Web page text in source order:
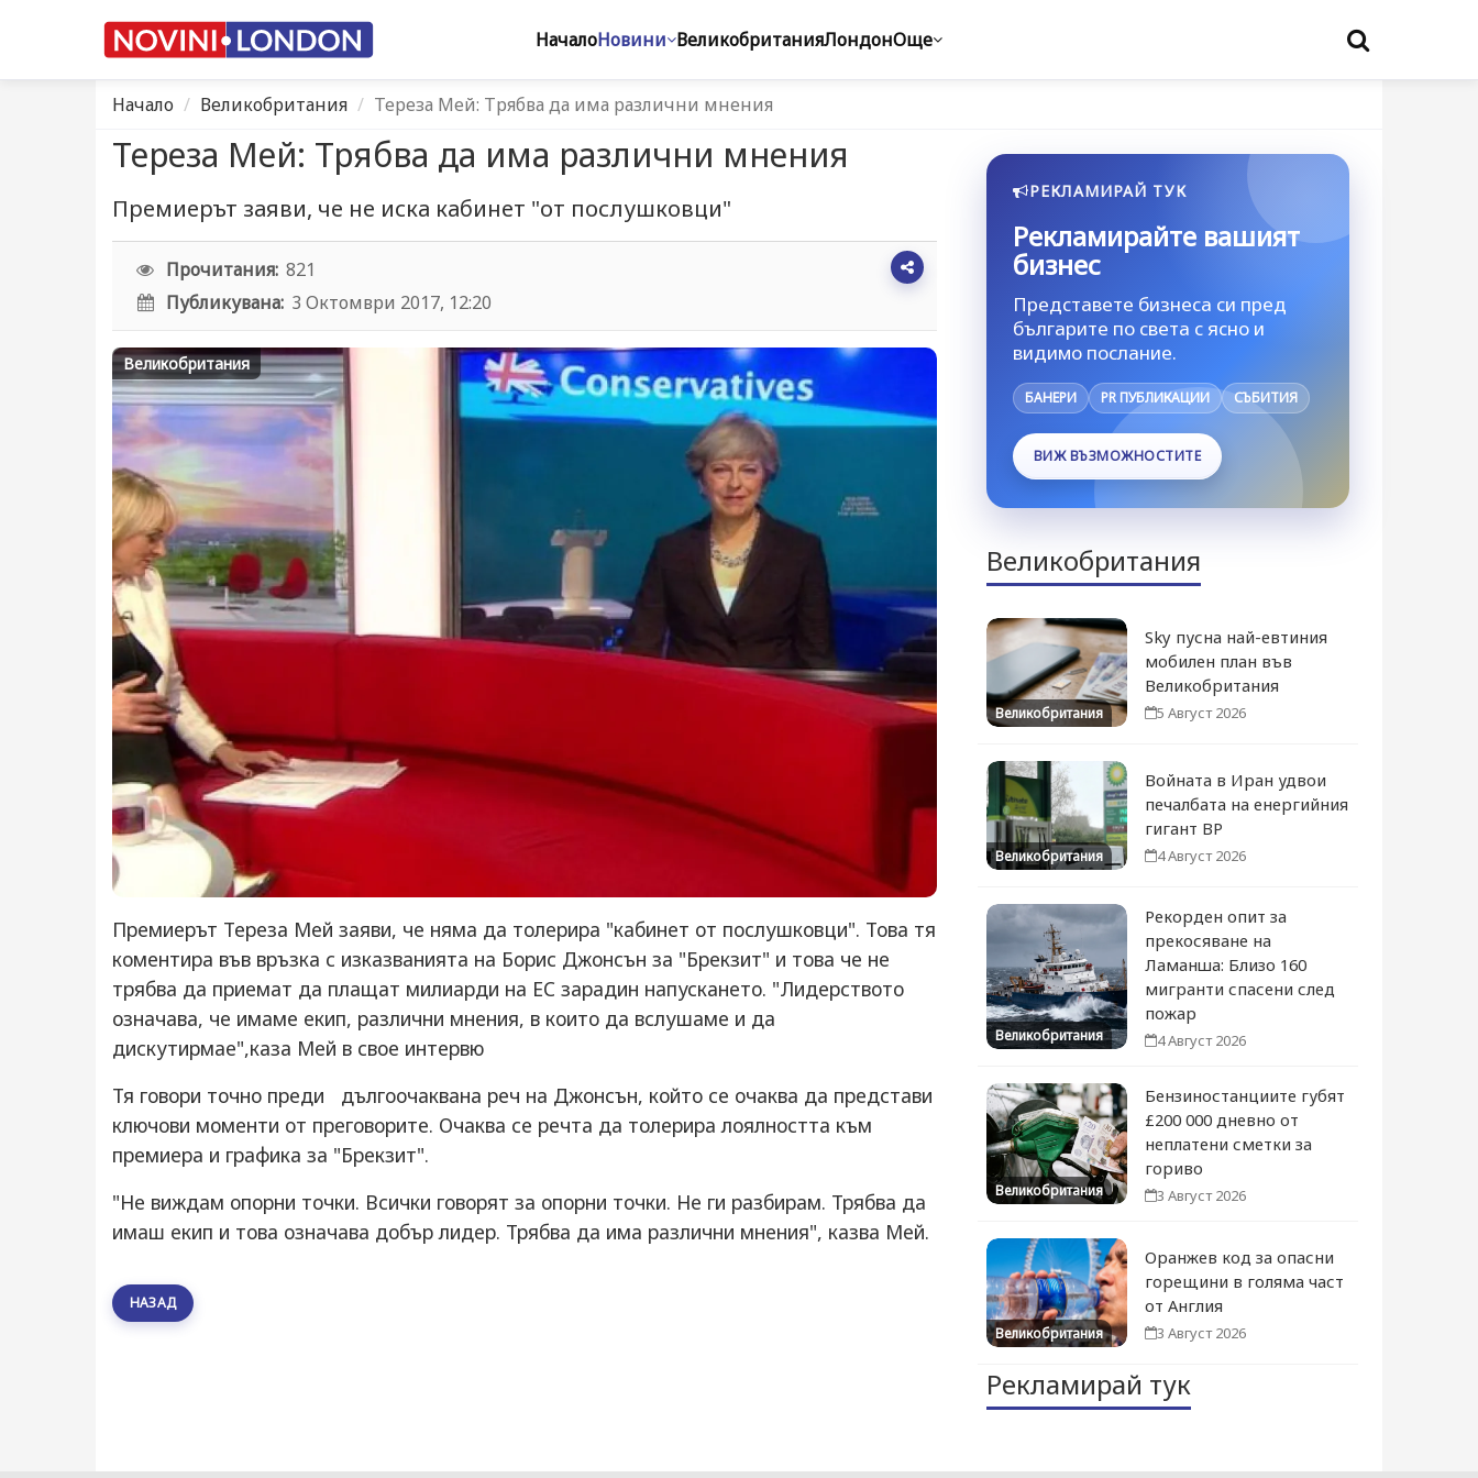
НачалоНовини ВеликобританияЛондонОще
Начало Великобритания Тереза Мей: Трябва да има различни мнения
Тереза Мей: Трябва да има различни мнения
Премиерът заяви, че не иска кабинет "от послушковци"
Прочитания: 821
Публикувана: 3 Октомври 2017, 12:20
Великобритания
Премиерът Тереза Мей заяви, че няма да толерира "кабинет от послушковци". Това тя
коментира във връзка с изказванията на Борис Джонсън за "Брекзит" и това че не
трябва да приемат да плащат милиарди на ЕС зарадин напускането. "Лидерството
означава, че имаме екип, различни мнения, в които да вслушаме и да
дискутирмае",каза Мей в свое интервю
Тя говори точно преди дългоочаквана реч на Джонсън, който се очаква да представи
ключови моменти от преговорите. Очаква се речта да толерира лоялността към
премиера и графика за "Брекзит".
"Не виждам опорни точки. Всички говорят за опорни точки. Не ги разбирам. Трябва да
имаш екип и това означава добър лидер. Трябва да има различни мнения", казва Мей.
НАЗАД
РЕКЛАМИРАЙ ТУК
Рекламирайте вашият
бизнес
Представете бизнеса си пред
българите по света с ясно и
видимо послание.
БАНЕРИ PR ПУБЛИКАЦИИ СЪБИТИЯ
ВИЖ ВЪЗМОЖНОСТИТЕ
Великобритания
Великобритания
Sky пусна най-евтиния
мобилен план във
Великобритания
5 Август 2026
Великобритания
Войната в Иран удвои
печалбата на енергийния
гигант BP
4 Август 2026
Великобритания
Рекорден опит за
прекосяване на
Ламанша: Близо 160
мигранти спасени след
пожар
4 Август 2026
Великобритания
Бензиностанциите губят
£200 000 дневно от
неплатени сметки за
гориво
3 Август 2026
Великобритания
Оранжев код за опасни
горещини в голяма част
от Англия
3 Август 2026
Рекламирай тук